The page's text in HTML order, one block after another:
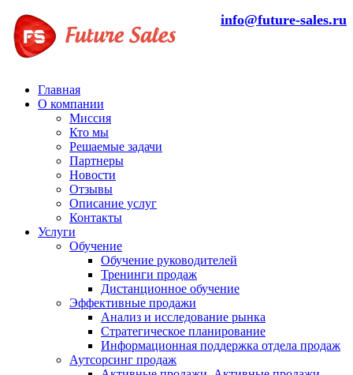
info@future-sales.ru
Главная
О компании
Миссия
Кто мы
Решаемые задачи
Партнеры
Новости
Отзывы
Описание услуг
Контакты
Услуги
Обучение
Обучение руководителей
Тренинги продаж
Дистанционное обучение
Эффективные продажи
Анализ и исследование рынка
Стратегическое планирование
Информационная поддержка отдела продаж
Аутсорсинг продаж